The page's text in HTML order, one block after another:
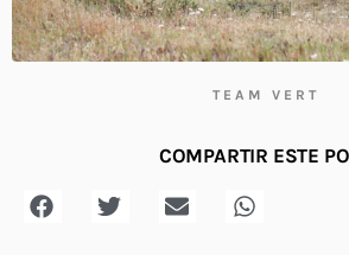
TEAM VERT
COMPARTIR ESTE